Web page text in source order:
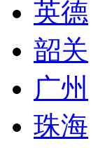
英德
韶关
广州
珠海